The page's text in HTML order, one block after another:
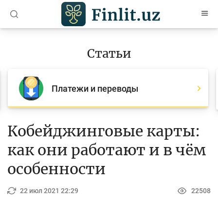
Все статьи
Для банковских агентов
Деньги
Депозит (вклады)
Кредит
Статьи
Платежи и переводы
Кобейджинговые карты:
как они работают и в чём
особенности
22 июл 2021 22:29 22508